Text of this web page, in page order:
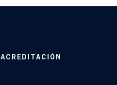
ACREDITACIÓN